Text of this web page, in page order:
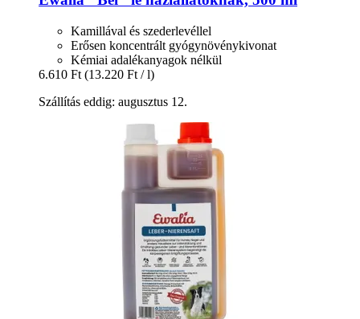
Kamillával és szederlevéllel
Erősen koncentrált gyógynövénykivonat
Kémiai adalékanyagok nélkül
6.610 Ft (13.220 Ft / l)
Szállítás eddig: augusztus 12.